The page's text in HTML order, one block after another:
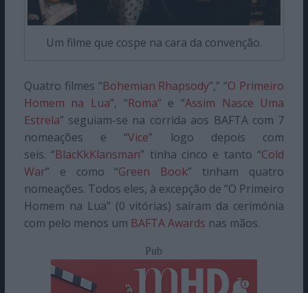
Um filme que cospe na cara da convenção.
Quatro filmes “Bohemian Rhapsody”,” “O Primeiro
Homem na Lua”, “Roma” e “Assim Nasce Uma
Estrela” seguiam-se na corrida aos BAFTA com 7
nomeações e “Vice” logo depois com
seis. “BlacKkKlansman” tinha cinco e tanto “Cold
War” e como “Green Book” tinham quatro
nomeações. Todos eles, à excepção de “O Primeiro
Homem na Lua” (0 vitórias) saíram da cerimónia
com pelo menos um BAFTA Awards nas mãos.
Pub